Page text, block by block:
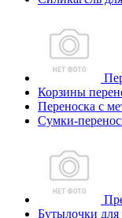
Корзины
Переноска с
Сумки-
Бутылочки